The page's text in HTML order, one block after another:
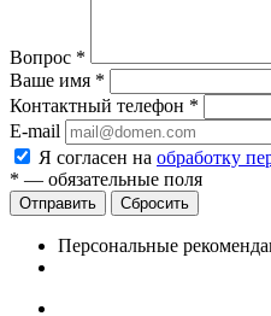
Вопрос *
Ваше имя *
Контактный телефон *
E-mail
Я согласен на обработку
* — обязательные поля
Сбросить
Персональные